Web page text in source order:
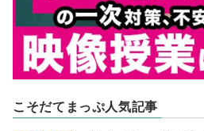
こそだてまっぷ人気記事